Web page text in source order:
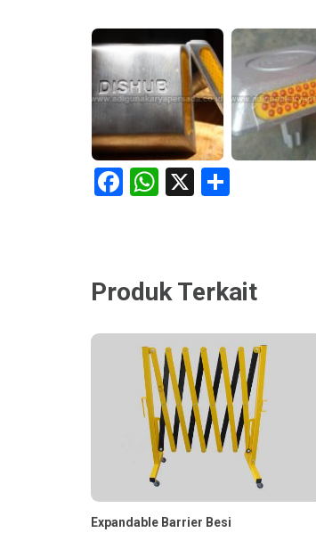
Facebook
WhatsApp
X
Produk Terkait
Expandable Barrier Besi